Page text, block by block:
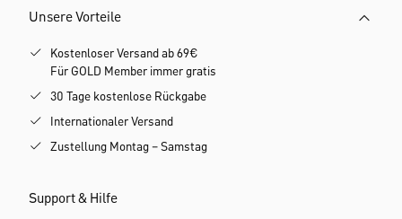
Unsere Vorteile
Kostenloser Versand ab 69€
Für GOLD Member immer gratis
30 Tage kostenlose Rückgabe
Internationaler Versand
Zustellung Montag – Samstag
Support & Hilfe